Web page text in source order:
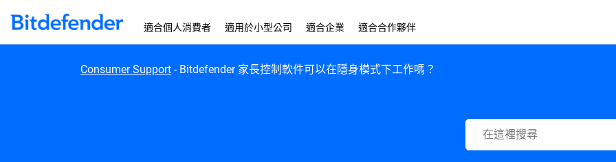
Skip to content
適合個人消費者 適用於小型公司 適合企業 適合合作夥伴
Consumer Support - Bitdefender 家長控制軟件可以在隱身模式下工作嗎？
Bitdefender Support Center